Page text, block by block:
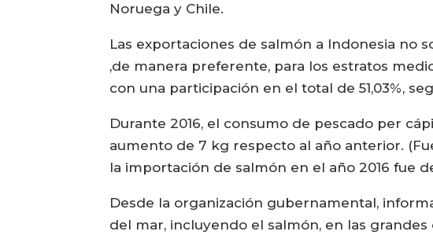
Noruega y Chile.
Las exportaciones de salmón a Indonesia no
,de manera preferente, para los estratos
con una participación en el total de 51,03%,
Durante 2016, el consumo de pescado per
aumento de 7 kg respecto al año anterior.
la importación de salmón en el año 2016 fue
Desde la organización gubernamental,
del mar, incluyendo el salmón, en las